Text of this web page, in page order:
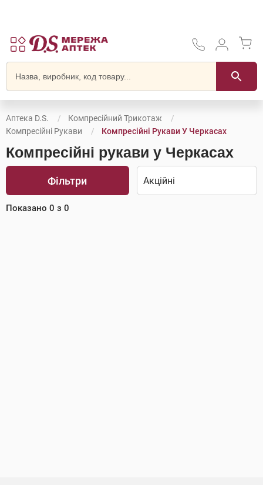
Аптека D.S.
Компресійний Трикотаж
Компресійні Рукави
Компресійні Рукави У Черкасах
Компресійні рукави у Черкасах
Фільтри
Показано 0 з 0